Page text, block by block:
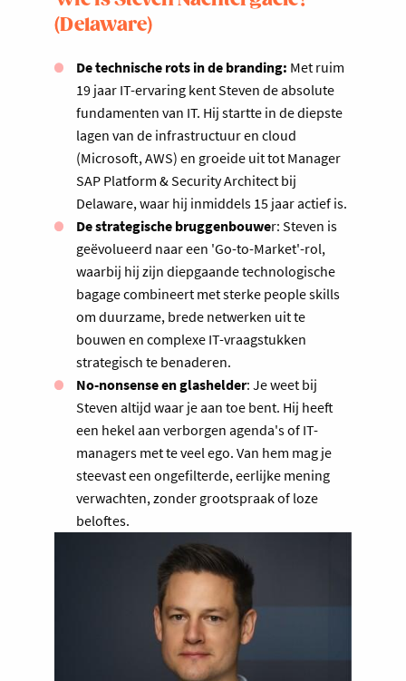
(Delaware)
De technische rots in de branding: Met ruim
19 jaar IT-ervaring kent Steven de absolute
fundamenten van IT. Hij startte in de diepste
lagen van de infrastructuur en cloud
(Microsoft, AWS) en groeide uit tot Manager
SAP Platform & Security Architect bij
Delaware, waar hij inmiddels 15 jaar actief is.
De strategische bruggenbouwer: Steven is
geëvolueerd naar een 'Go-to-Market'-rol,
waarbij hij zijn diepgaande technologische
bagage combineert met sterke people skills
om duurzame, brede netwerken uit te
bouwen en complexe IT-vraagstukken
strategisch te benaderen.
No-nonsense en glashelder: Je weet bij
Steven altijd waar je aan toe bent. Hij heeft
een hekel aan verborgen agenda's of IT-
managers met te veel ego. Van hem mag je
steevast een ongefilterde, eerlijke mening
verwachten, zonder grootspraak of loze
beloftes.